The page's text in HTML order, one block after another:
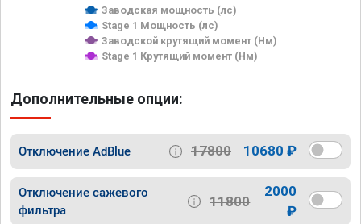
Заводская мощность (лс)
Stage 1 Мощность (лс)
Заводской крутящий момент (Нм)
Stage 1 Крутящий момент (Нм)
Дополнительные опции:
Отключение AdBlue 17800 10680 ₽
Отключение сажевого
фильтра
11800
2000
₽